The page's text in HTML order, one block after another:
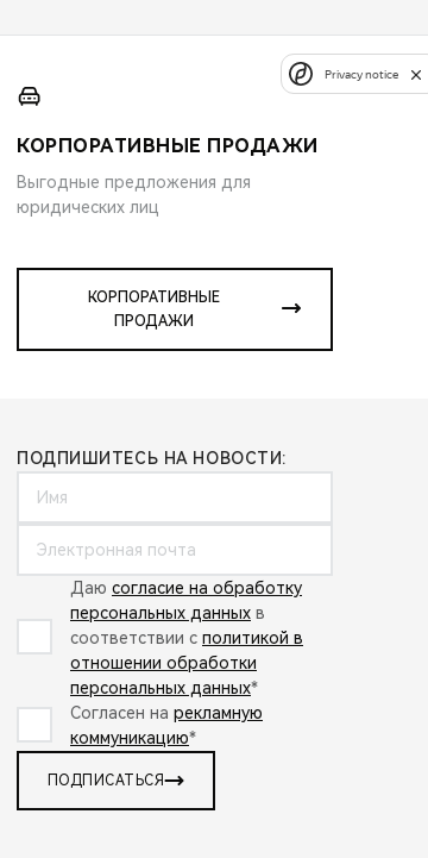
КОРПОРАТИВНЫЕ ПРОДАЖИ
Выгодные предложения для
юридических лиц
КОРПОРАТИВНЫЕ
ПРОДАЖИ
ПОДПИШИТЕСЬ НА НОВОСТИ:
Даю согласие на обработку
персональных данных в
соответствии с политикой в
отношении обработки
персональных данных*
Согласен на рекламную
коммуникацию*
ПОДПИСАТЬСЯ
Privacy notice